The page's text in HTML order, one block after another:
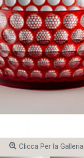
Clicca Per la Galleria